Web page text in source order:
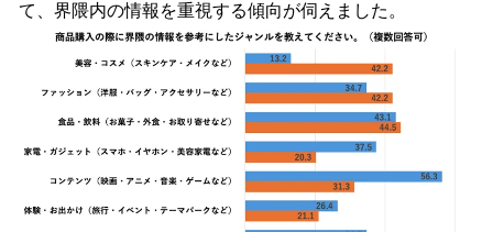
て、界隈内の情報を重視する傾向が伺えました。